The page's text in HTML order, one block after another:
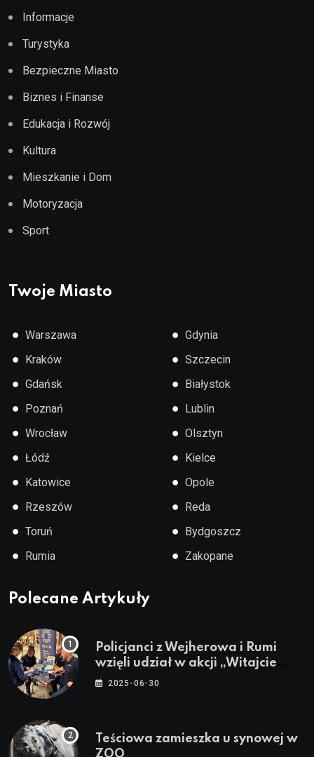
Informacje
Turystyka
Bezpieczne Miasto
Biznes i Finanse
Edukacja i Rozwój
Kultura
Mieszkanie i Dom
Motoryzacja
Sport
Twoje Miasto
● Warszawa
● Kraków
● Gdańsk
● Poznań
● Wrocław
● Łódź
● Katowice
● Rzeszów
● Toruń
● Rumia
● Gdynia
● Szczecin
● Białystok
● Lublin
● Olsztyn
● Kielce
● Opole
● Reda
● Bydgoszcz
● Zakopane
Polecane Artykuły
Policjanci z Wejherowa i Rumi
wzięli udział w akcji „Witajcie
Wakacje”
2025-06-30
Teściowa zamieszka u synowej w
ZOO